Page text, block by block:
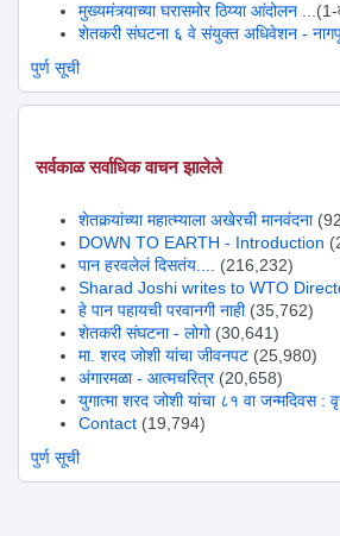
मुख्यमंत्र्याच्या घरासमोर ठिय्या आंदोलन ...(1-
शेतकरी संघटना ६ वे संयुक्त अधिवेशन -
पुर्ण सूची
सर्वकाळ सर्वाधिक वाचन झालेले
शेतकर्‍यांच्या महात्म्याला अखेरची मानवंदना
DOWN TO EARTH - Introduction
पान हरवलेलं दिसतंय.... (216,232)
Sharad Joshi writes to WTO
हे पान पहायची परवानगी नाही (35,762)
शेतकरी संघटना - लोगो (30,641)
मा. शरद जोशी यांचा जीवनपट (25,980)
अंगारमळा - आत्मचरित्र (20,658)
युगात्मा शरद जोशी यांचा ८१ वा जन्मदिवस :
Contact (19,794)
पुर्ण सूची